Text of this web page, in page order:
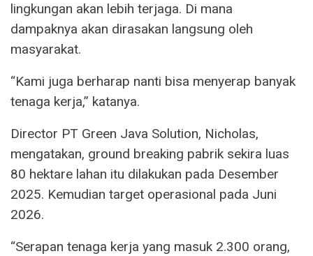
lingkungan akan lebih terjaga. Di mana
dampaknya akan dirasakan langsung oleh
masyarakat.
“Kami juga berharap nanti bisa menyerap banyak
tenaga kerja,” katanya.
Director PT Green Java Solution, Nicholas,
mengatakan, ground breaking pabrik sekira luas
80 hektare lahan itu dilakukan pada Desember
2025. Kemudian target operasional pada Juni
2026.
“Serapan tenaga kerja yang masuk 2.300 orang,